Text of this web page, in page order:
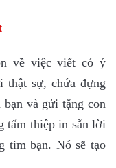
về việc viết có ý
thật sự, chứa đựng
và gửi tặng con
tấm thiệp in sẵn lời
tim bạn. Nó sẽ tạo